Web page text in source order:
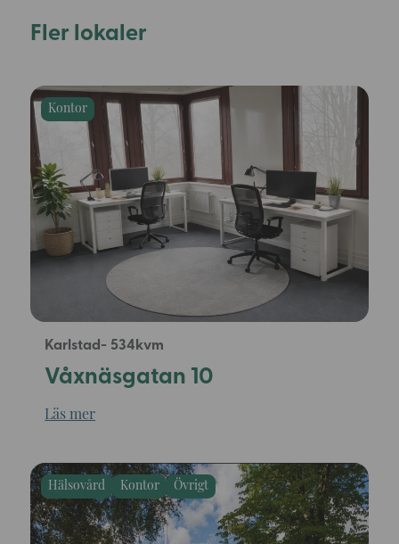
Fler lokaler
534
Kontor
Karlstad
Våxnäsgatan 10
Läs mer
Hälsovård Kontor Övrigt